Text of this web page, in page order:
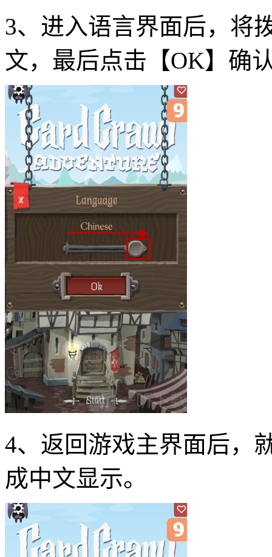
3、进入语言界面后，将
文，最后点击【OK】确
4、返回游戏主界面后，
成中文显示。